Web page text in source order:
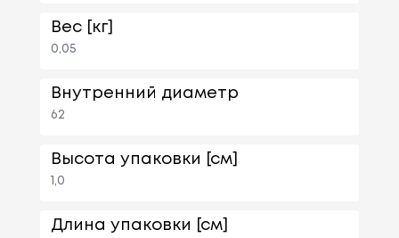
Вес [кг]
0,05
Внутренний диаметр
62
Высота упаковки [см]
1,0
Длина упаковки [см]